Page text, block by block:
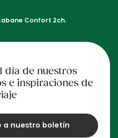
Confort 2ch.
día de nuestros
e inspiraciones de
a nuestro boletín